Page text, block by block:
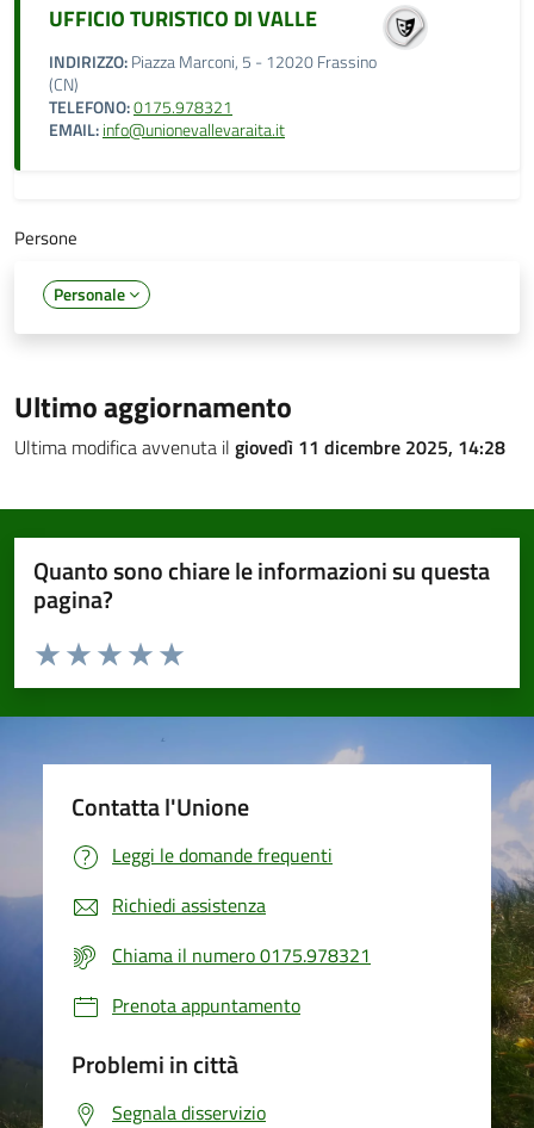
UFFICIO TURISTICO DI VALLE
INDIRIZZO:Piazza Marconi, 5 - 12020 Frassino
(CN)
TELEFONO:0175.978321
EMAIL:info@unionevallevaraita.it
Persone
Personale
Ultimo aggiornamento
Ultima modifica avvenuta il giovedì 11 dicembre 2025, 14:28
Quanto sono chiare le informazioni su questa
pagina?
Valuta da 1 a 5 stelle la pagina
Valuta 5 stelle su 5
Valuta 4 stelle su 5
Valuta 3 stelle su 5
Valuta 2 stelle su 5
Valuta 1 stelle su 5
Contatta l'Unione
Leggi le domande frequenti
Richiedi assistenza
Chiama il numero 0175.978321
Prenota appuntamento
Problemi in città
Segnala disservizio